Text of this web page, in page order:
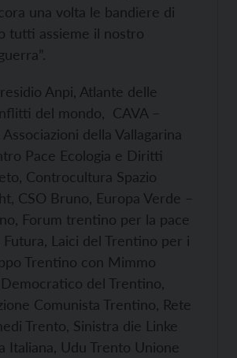
una volta le bandiere di
tutti assieme il nostro
Anpi, Atlante delle
del mondo, CAVA –
della Vallagarina
Pace Ecologia e Diritti
Controcultura Spazio
CSO Bruno, Europa Verde –
Forum trentino per la pace
Laici del Trentino per i
Trentino con Mimmo
del Trentino,
Comunista Trentino, Rete
Trento, Sinistra die Linke
Italiana, Udu Trento Unione